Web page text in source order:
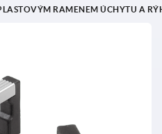
RAMENEM ÚCHYTU A